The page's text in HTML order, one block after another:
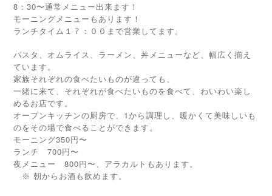
8：30〜通常メニュー出来ます！
モーニングメニューもあります！
ランチタイム１７：００まで営業してます。
パスタ、オムライス、ラーメン、丼メニューなど、幅広く揃え
ています。
家族それぞれの食べたいものが違っても、
一緒に来て、それぞれが食べたいものを食べて、わいわい楽し
めるお店です。
オープンキッチンの厨房で、1から調理し、暖かくて美味しいも
のをその場で食べることができます。
モーニング350円〜
ランチ 700円〜
夜メニュー 800円〜、アラカルトもあります。
※ 朝からお酒も飲めます。